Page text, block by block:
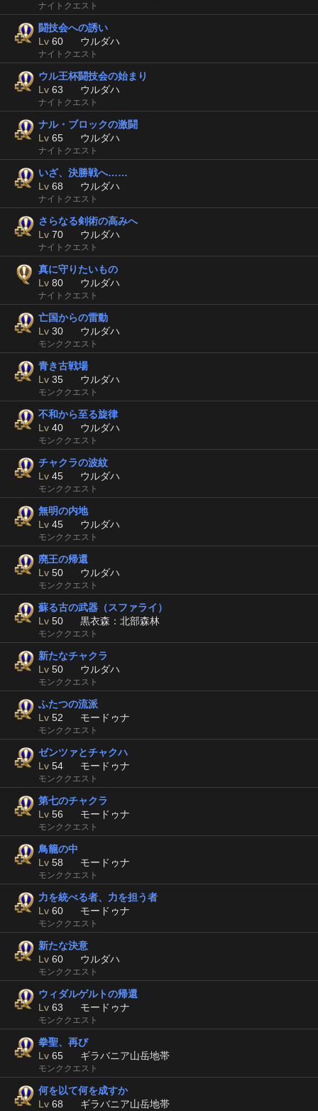
ナイトクエスト
闘技会への誘い
Lv 60 ウルダハ
ナイトクエスト
ウル王杯闘技会の始まり
Lv 63 ウルダハ
ナイトクエスト
ナル・ブロックの激闘
Lv 65 ウルダハ
ナイトクエスト
いざ、決勝戦へ……
Lv 68 ウルダハ
ナイトクエスト
さらなる剣術の高みへ
Lv 70 ウルダハ
ナイトクエスト
真に守りたいもの
Lv 80 ウルダハ
ナイトクエスト
亡国からの雷動
Lv 30 ウルダハ
モンククエスト
青き古戦場
Lv 35 ウルダハ
モンククエスト
不和から至る旋律
Lv 40 ウルダハ
モンククエスト
チャクラの波紋
Lv 45 ウルダハ
モンククエスト
無明の内地
Lv 45 ウルダハ
モンククエスト
廃王の帰還
Lv 50 ウルダハ
モンククエスト
蘇る古の武器（スファライ）
Lv 50 黒衣森：北部森林
モンククエスト
新たなチャクラ
Lv 50 ウルダハ
モンククエスト
ふたつの流派
Lv 52 モードゥナ
モンククエスト
ゼンツァとチャクハ
Lv 54 モードゥナ
モンククエスト
第七のチャクラ
Lv 56 モードゥナ
モンククエスト
鳥籠の中
Lv 58 モードゥナ
モンククエスト
力を統べる者、力を担う者
Lv 60 モードゥナ
モンククエスト
新たな決意
Lv 60 ウルダハ
モンククエスト
ウィダルゲルトの帰還
Lv 63 モードゥナ
モンククエスト
拳聖、再び
Lv 65 ギラバニア山岳地帯
モンククエスト
何を以て何を成すか
Lv 68 ギラバニア山岳地帯